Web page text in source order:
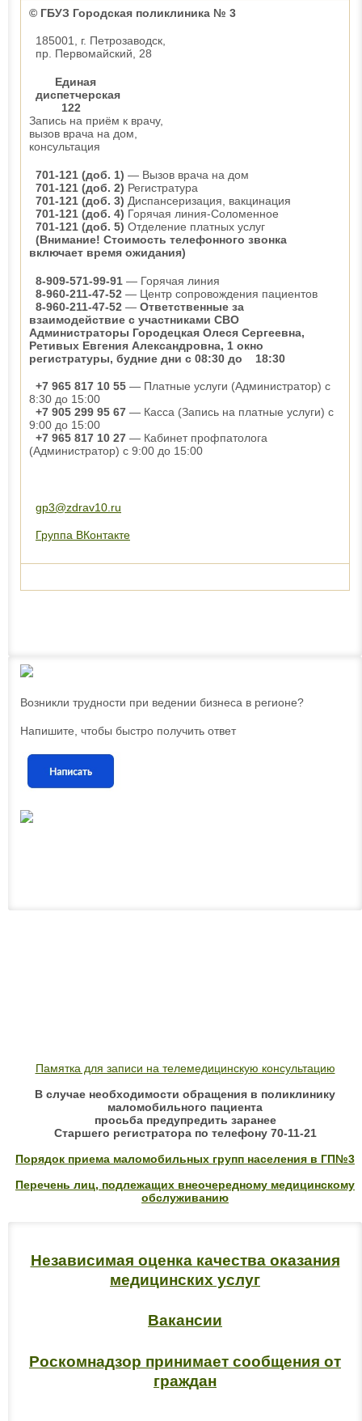
© ГБУЗ Городская поликлиника № 3
185001, г. Петрозаводск,
пр. Первомайский, 28
Единая
диспетчерская
122
Запись на приём к врачу,
вызов врача на дом,
консультация
701-121 (доб. 1) — Вызов врача на дом
701-121 (доб. 2) Регистратура
701-121 (доб. 3) Диспансеризация, вакцинация
701-121 (доб. 4) Горячая линия-Соломенное
701-121 (доб. 5) Отделение платных услуг
(Внимание! Стоимость телефонного звонка
включает время ожидания)
8-909-571-99-91 — Горячая линия
8-960-211-47-52 — Центр сопровождения пациентов
8-960-211-47-52 — Ответственные за
взаимодействие с участниками СВО
Администраторы Городецкая Олеся Сергеевна,
Ретивых Евгения Александровна, 1 окно
регистратуры, будние дни с 08:30 до 18:30
+7 965 817 10 55 — Платные услуги (Администратор) с
8:30 до 15:00
+7 905 299 95 67 — Касса (Запись на платные услуги) с
9:00 до 15:00
+7 965 817 10 27 — Кабинет профпатолога
(Администратор) с 9:00 до 15:00
gp3@zdrav10.ru
Группа ВКонтакте
Возникли трудности при ведении бизнеса в регионе?
Напишите, чтобы быстро получить ответ
Памятка для записи на телемедицинскую консультацию
В случае необходимости обращения в поликлинику
маломобильного пациента
просьба предупредить заранее
Старшего регистратора по телефону 70-11-21
Порядок приема маломобильных групп населения в ГП№3
Перечень лиц, подлежащих внеочередному медицинскому
обслуживанию
Независимая оценка качества оказания
медицинских услуг
Вакансии
Роскомнадзор принимает сообщения от
граждан